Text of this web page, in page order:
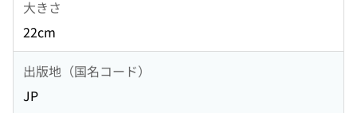
大きさ
22cm
出版地（国名コード）
JP